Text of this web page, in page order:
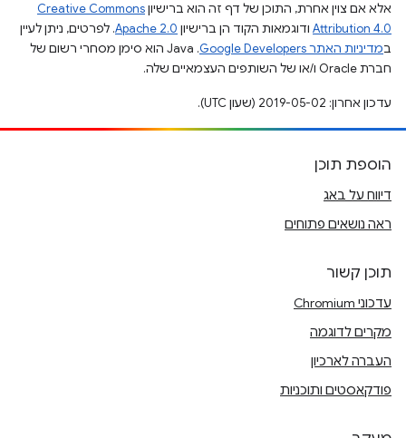
אלא אם צוין אחרת, התוכן של דף זה הוא ברישיוןCreative Commons
Attribution 4.0 ודוגמאות הקוד הן ברישיון Apache 2.0. לפרטים, ניתן לעיין
במדיניות האתר Google Developers‏
.‏ Java הוא סימן מסחרי רשום של
חברת Oracle ו/או של השותפים העצמאיים שלה.
עדכון אחרון: 2019-05-02 (שעון UTC).
הוספת תוכן
דיווח על באג
ראה נושאים פתוחים
תוכן קשור
עדכוני Chromium
מקרים לדוגמה
העברה לארכיון
פודקאסטים ותוכניות